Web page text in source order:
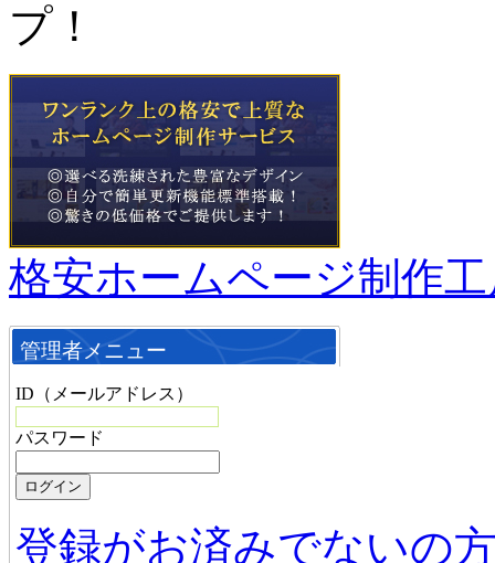
プ！
格安ホームページ制作
管理者メニュー
ID（メールアドレス）
パスワード
登録がお済みでないの